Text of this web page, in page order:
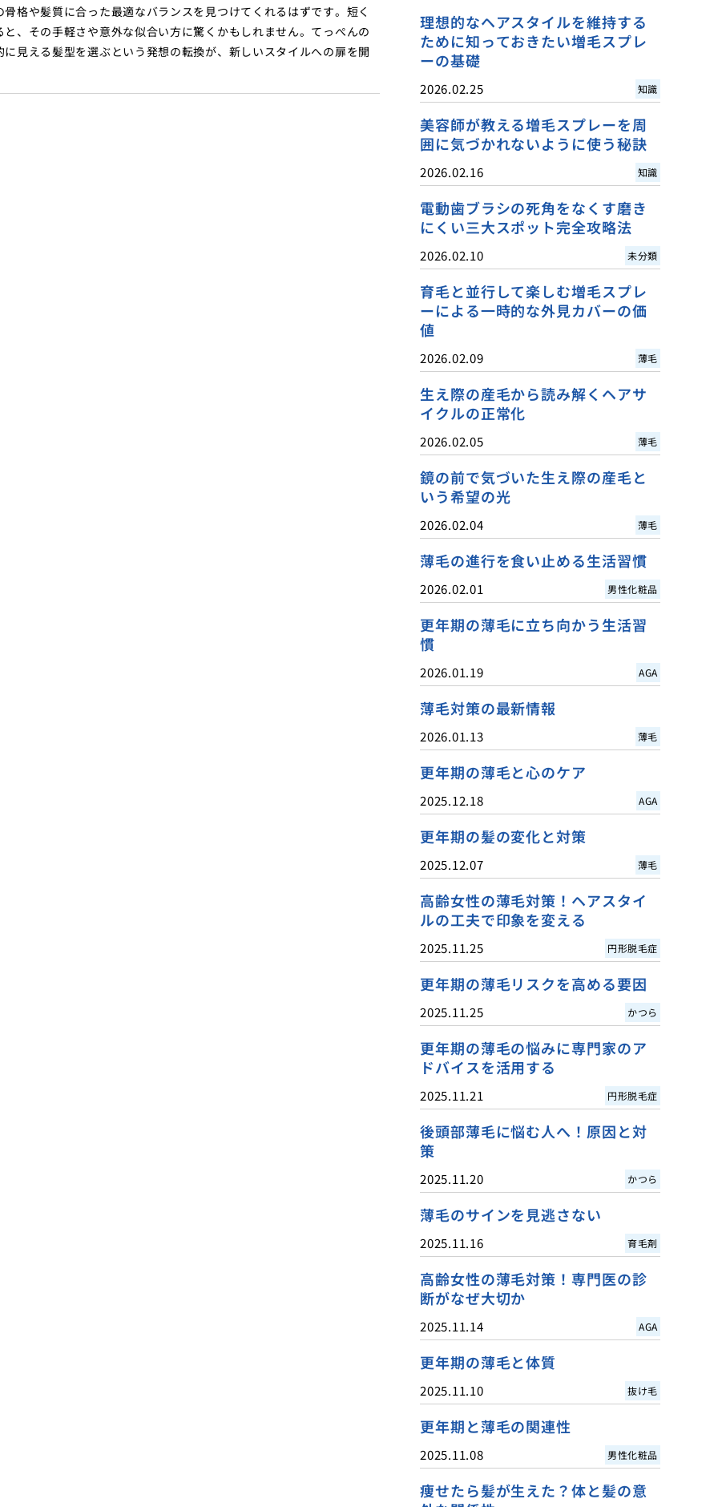
格や髪質に合った最適なバランスを見つけてくれるはずです。短く
、その手軽さや意外な似合い方に驚くかもしれません。てっぺんの
見える髪型を選ぶという発想の転換が、新しいスタイルへの扉を開
理想的なヘアスタイルを維持する
ために知っておきたい増毛スプレ
ーの基礎
2026.02.25 知識
美容師が教える増毛スプレーを周
囲に気づかれないように使う秘訣
2026.02.16 知識
電動歯ブラシの死角をなくす磨き
にくい三大スポット完全攻略法
2026.02.10 未分類
育毛と並行して楽しむ増毛スプレ
ーによる一時的な外見カバーの価
値
2026.02.09 薄毛
生え際の産毛から読み解くヘアサ
イクルの正常化
2026.02.05 薄毛
鏡の前で気づいた生え際の産毛と
いう希望の光
2026.02.04 薄毛
薄毛の進行を食い止める生活習慣
2026.02.01 男性化粧品
更年期の薄毛に立ち向かう生活習
慣
2026.01.19 AGA
薄毛対策の最新情報
2026.01.13 薄毛
更年期の薄毛と心のケア
2025.12.18 AGA
更年期の髪の変化と対策
2025.12.07 薄毛
高齢女性の薄毛対策！ヘアスタイ
ルの工夫で印象を変える
2025.11.25 円形脱毛症
更年期の薄毛リスクを高める要因
2025.11.25 かつら
更年期の薄毛の悩みに専門家のア
ドバイスを活用する
2025.11.21 円形脱毛症
後頭部薄毛に悩む人へ！原因と対
策
2025.11.20 かつら
薄毛のサインを見逃さない
2025.11.16 育毛剤
高齢女性の薄毛対策！専門医の診
断がなぜ大切か
2025.11.14 AGA
更年期の薄毛と体質
2025.11.10 抜け毛
更年期と薄毛の関連性
2025.11.08 男性化粧品
痩せたら髪が生えた？体と髪の意